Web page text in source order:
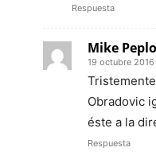
Respuesta
Mike
19 octubre 2016
Obradovic
éste a la
Respuesta